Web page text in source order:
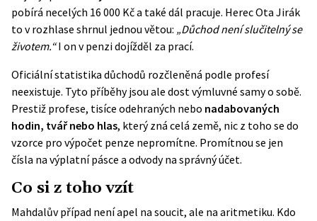
pobírá necelých 16 000 Kč a také dál pracuje. Herec Ota Jirák
to v rozhlase shrnul jednou větou: „Důchod není slučitelný se
životem.“I on v penzi dojížděl za prací.
Oficiální statistika důchodů rozčleněná podle profesí
neexistuje. Tyto příběhy jsou ale dost výmluvné samy o sobě.
Prestiž profese, tisíce odehraných nebo nadabovaných
hodin, tvář nebo hlas, který zná celá země, nic z toho se do
vzorce pro výpočet penze nepromítne. Promítnou se jen
čísla na výplatní pásce a odvody na správný účet.
Co si z toho vzít
Mahdalův případ není apel na soucit, ale na aritmetiku. Kdo